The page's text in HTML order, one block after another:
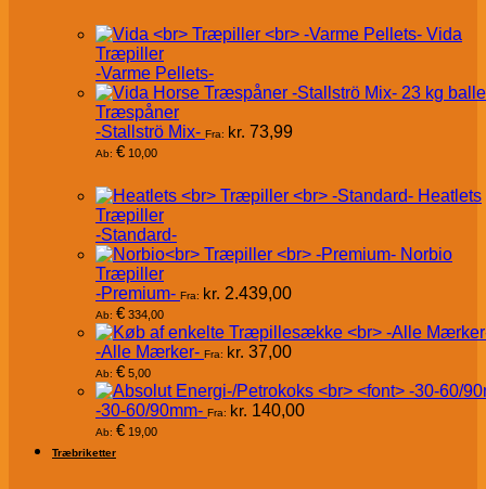
Vida
Træpiller
-Varme Pellets-
Træspåner
-Stallströ Mix- Fra: kr. 73,99
Ab: € 10,00
Heatlets
Træpiller
-Standard-
Norbio
Træpiller
-Premium- Fra: kr. 2.439,00
Ab: € 334,00
-Alle Mærker- Fra: kr. 37,00
Ab: € 5,00
-30-60/90mm- Fra: kr. 140,00
Ab: € 19,00
Træbriketter